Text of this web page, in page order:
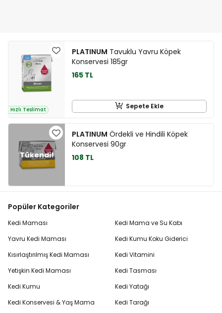
Hızlı Teslimat
PLATINUM Tavuklu Yavru Köpek
Konservesi 185gr
165 TL
Sepete Ekle
PLATINUM Ördekli ve Hindili Köpek
Konservesi 90gr
108 TL
Popüler Kategoriler
Kedi Maması
Yavru Kedi Maması
Kısırlaştırılmış Kedi Maması
Yetişkin Kedi Maması
Kedi Kumu
Kedi Konservesi & Yaş Mama
Kedi Mama ve Su Kabı
Kedi Kumu Koku Giderici
Kedi Vitamini
Kedi Tasması
Kedi Yatağı
Kedi Tarağı